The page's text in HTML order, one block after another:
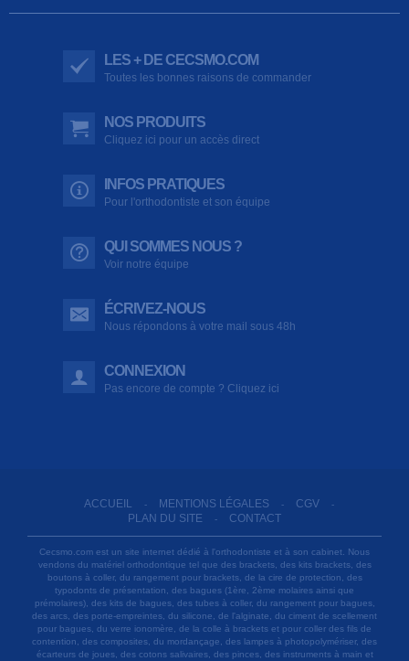
LES + DE CECSMO.COM
Toutes les bonnes raisons de commander
NOS PRODUITS
Cliquez ici pour un accès direct
INFOS PRATIQUES
Pour l'orthodontiste et son équipe
QUI SOMMES NOUS ?
Voir notre équipe
ÉCRIVEZ-NOUS
Nous répondons à votre mail sous 48h
CONNEXION
Pas encore de compte ? Cliquez ici
ACCUEIL - MENTIONS LÉGALES - CGV -
PLAN DU SITE - CONTACT
Cecsmo.com est un site internet dédié à l'orthodontiste et à son cabinet. Nous
vendons du matériel orthodontique tel que des brackets, des kits brackets, des
boutons à coller, du rangement pour brackets, de la cire de protection, des
typodonts de présentation, des bagues (1ère, 2ème molaires ainsi que
prémolaires), des kits de bagues, des tubes à coller, du rangement pour bagues,
des arcs, des porte-empreintes, du silicone, de l'alginate, du ciment de scellement
pour bagues, du verre ionomère, de la colle à brackets et pour coller des fils de
contention, des composites, du mordançage, des lampes à photopolymériser, des
écarteurs de joues, des cotons salivaires, des pinces, des instruments à main et